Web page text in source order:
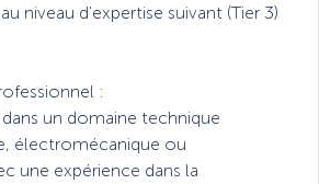
niveau d'expertise suivant (Tier 3)
:
un domaine technique
électromécanique ou
une expérience dans la